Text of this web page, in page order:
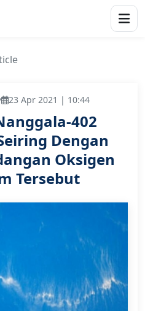
23 Apr 2021 | 10:44
402
Dengan
Oksigen
Tersebut